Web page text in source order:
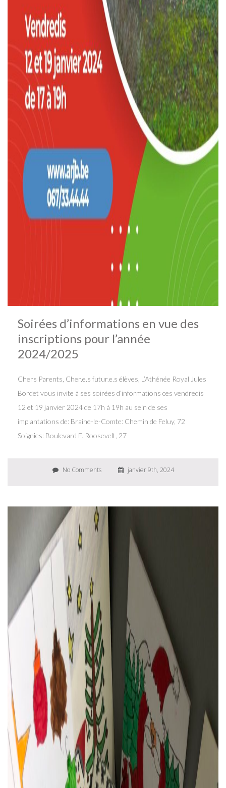
Soirées d’informations en vue des
inscriptions pour l’année
2024/2025
Chers Parents, Cher.e.s futur.e.s élèves, L’Athénée Royal Jules
Bordet vous invite à ses soirées d’informations ces vendredis
12 et 19 janvier 2024 de 17h à 19h au sein de ses
implantations de: Braine-le-Comte: Chemin de Feluy, 72
Soignies: Boulevard F. Roosevelt, 27
No Comments janvier 9th, 2024